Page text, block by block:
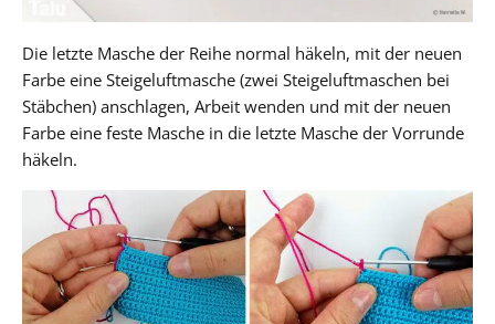
Die letzte Masche der Reihe normal häkeln, mit der neuen
Farbe eine Steigeluftmasche (zwei Steigeluftmaschen bei
Stäbchen) anschlagen, Arbeit wenden und mit der neuen
Farbe eine feste Masche in die letzte Masche der Vorrunde
häkeln.